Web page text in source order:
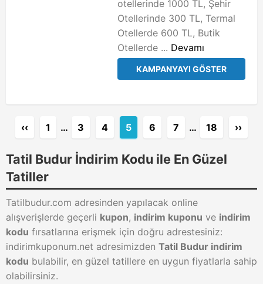
otellerinde 1000 TL, Şehir
Otellerinde 300 TL, Termal
Otellerde 600 TL, Butik
Otellerde ... Devamı
KAMPANYAYI GÖSTER
‹‹ 1 … 3 4 5 6 7 … 18 ››
Tatil Budur İndirim Kodu ile En Güzel
Tatiller
Tatilbudur.com adresinden yapılacak online
alışverişlerde geçerli kupon, indirim kuponu ve indirim
kodu fırsatlarına erişmek için doğru adrestesiniz:
indirimkuponum.net adresimizden Tatil Budur indirim
kodu bulabilir, en güzel tatillere en uygun fiyatlarla sahip
olabilirsiniz.